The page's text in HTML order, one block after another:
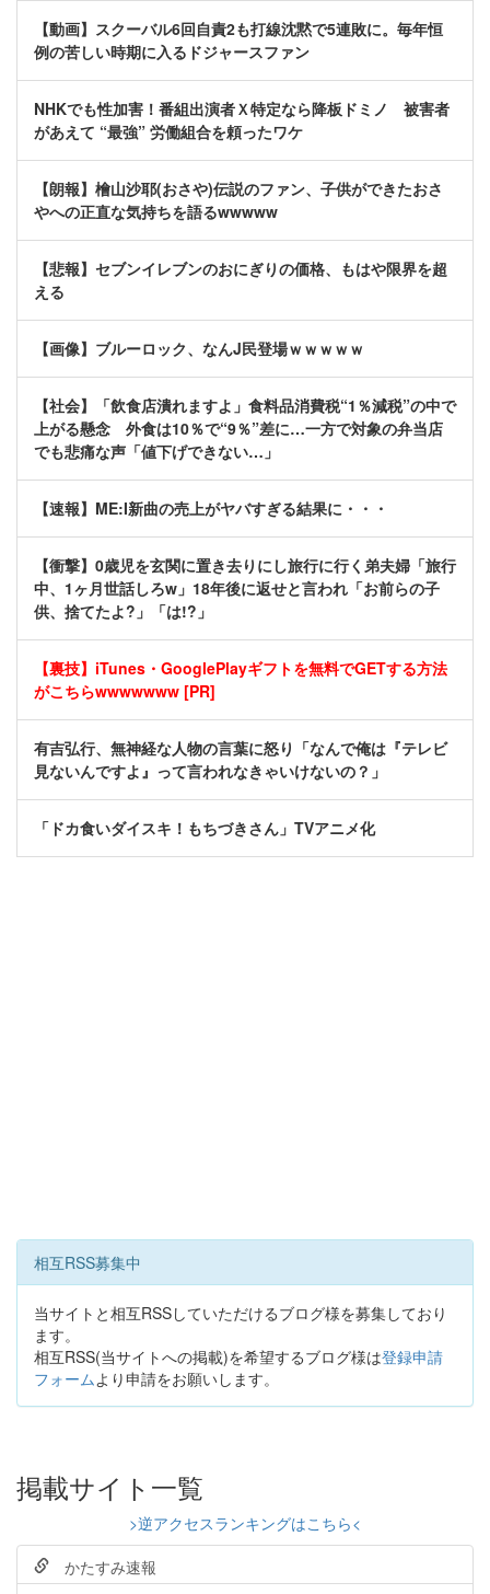
【動画】スクーバル6回自責2も打線沈黙で5連敗に。毎年恒
例の苦しい時期に入るドジャースファン
NHKでも性加害！番組出演者Ｘ特定なら降板ドミノ 被害者
があえて “最強” 労働組合を頼ったワケ
【朗報】檜山沙耶(おさや)伝説のファン、子供ができたおさ
やへの正直な気持ちを語るwwwww
【悲報】セブンイレブンのおにぎりの価格、もはや限界を超
える
【画像】ブルーロック、なんJ民登場ｗｗｗｗｗ
【社会】「飲食店潰れますよ」食料品消費税“1％減税”の中で
上がる懸念 外食は10％で“9％”差に…一方で対象の弁当店
でも悲痛な声「値下げできない…」
【速報】ME:I新曲の売上がヤバすぎる結果に・・・
【衝撃】0歳児を玄関に置き去りにし旅行に行く弟夫婦「旅行
中、1ヶ月世話しろw」18年後に返せと言われ「お前らの子
供、捨てたよ?」「は!?」
【裏技】iTunes・GooglePlayギフトを無料でGETする方法
がこちらwwwwwww [PR]
有吉弘行、無神経な人物の言葉に怒り「なんで俺は『テレビ
見ないんですよ』って言われなきゃいけないの？」
「ドカ食いダイスキ！もちづきさん」TVアニメ化
相互RSS募集中
当サイトと相互RSSしていただけるブログ様を募集しており
ます。
相互RSS(当サイトへの掲載)を希望するブログ様は登録申請
フォームより申請をお願いします。
掲載サイト一覧
>逆アクセスランキングはこちら<
かたすみ速報